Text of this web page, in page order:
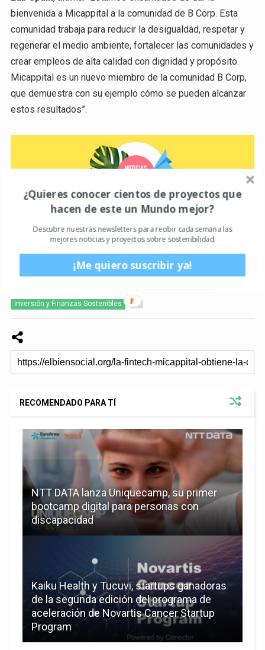
bienvenida a Micappital a la comunidad de B Corp. Esta
comunidad trabaja para reducir la desigualdad, respetar y
regenerar el medio ambiente, fortalecer las comunidades y
crear empleos de alta calidad con dignidad y propósito.
Micappital es un nuevo miembro de la comunidad B Corp,
que demuestra con su ejemplo cómo se pueden alcanzar
estos resultados”.
Inversión y Finanzas Sostenibles 68
RECOMENDADO PARA TÍ
NTT DATA lanza Uniquecamp, su primer
bootcamp digital para personas con
discapacidad
Kaiku Health y Tucuvi, startups ganadoras
de la segunda edición del programa de
aceleración de Novartis Cancer Startup
Program
¿Quieres conocer cientos de proyectos que
hacen de este un Mundo mejor?
Descubre nuestras newsletters para recibir cada semana las
mejores noticias y proyectos sobre sostenibilidad.
¡Me quiero suscribir ya!